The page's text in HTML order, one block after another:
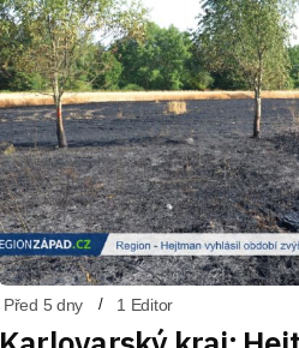
Před 5 dny 1 Editor